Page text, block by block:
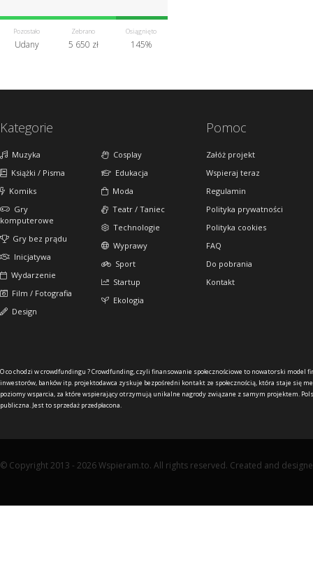
Pozostało
Udany
Zebrano
5 650 zł
Osiągnięto
145%
Kategorie
Muzyka
Książki / Pisma
Komiks
Gry
komputerowe
Gry bez prądu
Inicjatywa
Wydarzenie
Film / Fotografia
Design
Cosplay
Edukacja
Moda
Teatr / Taniec
Technologie
Wyprawy
Sport
Startup
Ekologia
Pomoc
Załóż projekt
Wspieraj teraz
Regulamin
Polityka prywatności
Polityka cookies
FAQ
Do pobrania
Kontakt
O co chodzi w crowdfundingu ?Crowdfunding, czyli finansowanie społecznościowe to nowatorski model
inwestorów, banków itp. projektodawca zyskuje bezpośredni kontakt ze społecznością, która staje się
poziomy wsparcia, za które wspierający otrzymują unikalne nagrody związane z samym projektem.
publiczna. Jest to sprzedaż przedpłacona.
© Copyright 2013 - 2026 Wspieram.to. All rights reserved. Created and